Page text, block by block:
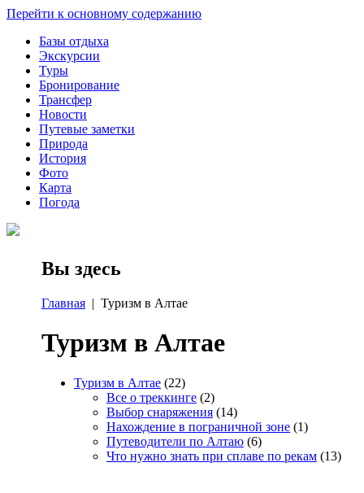
Перейти к основному содержанию
Базы отдыха
Экскурсии
Туры
Бронирование
Трансфер
Новости
Путевые заметки
Природа
История
Фото
Карта
Погода
Вы здесь
Главная | Туризм в Алтае
Туризм в Алтае
Туризм в Алтае (22)
Все о треккинге (2)
Выбор снаряжения (14)
Нахождение в пограничной зоне (1)
Путеводители по Алтаю (6)
Что нужно знать при сплаве по рекам (13)